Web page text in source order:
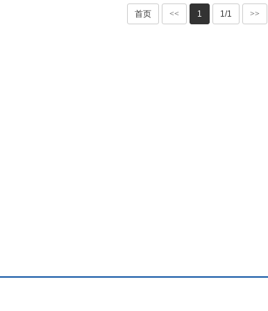
首页 << 1 1/1 >>